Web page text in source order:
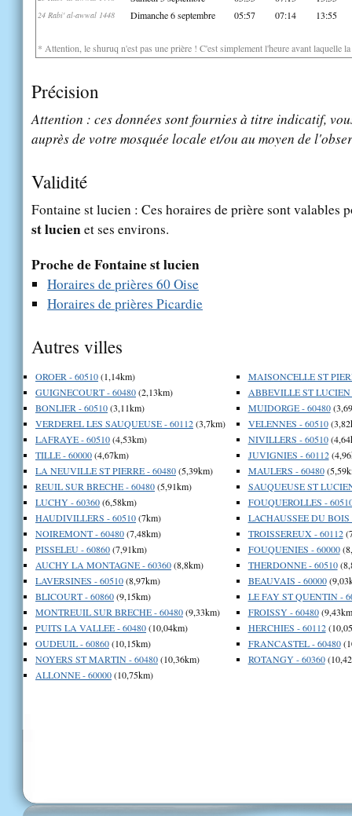
24 Rabi' al-awwal 1448 Dimanche 6 septembre 05:57 07:14 13:55
* Attention, le shuruq n'est pas une prière ! C'est simplement l'heure avant laquelle
Précision
Attention : ces données sont fournies à titre indicatif,
auprès de votre mosquée locale et/ou au moyen de
Validité
Fontaine st lucien : Ces horaires de prière sont valables
st lucienet ses environs.
Proche de Fontaine st lucien
Horaires de prières 60 Oise
Horaires de prières Picardie
Autres villes
OROER - 60510(1,14km)
GUIGNECOURT - 60480(2,13km)
BONLIER - 60510(3,11km)
VERDEREL LES SAUQUEUSE - 60112(3,7km)
LAFRAYE - 60510(4,53km)
TILLE - 60000(4,67km)
LA NEUVILLE ST PIERRE - 60480(5,39km)
REUIL SUR BRECHE - 60480(5,91km)
LUCHY - 60360(6,58km)
HAUDIVILLERS - 60510(7km)
NOIREMONT - 60480(7,48km)
PISSELEU - 60860(7,91km)
AUCHY LA MONTAGNE - 60360(8,8km)
LAVERSINES - 60510(8,97km)
BLICOURT - 60860(9,15km)
MONTREUIL SUR BRECHE - 60480(9,33km)
PUITS LA VALLEE - 60480(10,04km)
OUDEUIL - 60860(10,15km)
NOYERS ST MARTIN - 60480(10,36km)
ALLONNE - 60000(10,75km)
MAISONCELLE ST
ABBEVILLE ST LUCIEN
MUIDORGE - 60480
VELENNES - 60510
NIVILLERS - 60510
JUVIGNIES - 60112
MAULERS - 60480
SAUQUEUSE ST
FOUQUEROLLES -
LACHAUSSEE DU BOIS
TROISSEREUX - 60112
FOUQUENIES - 60000
THERDONNE - 60510
BEAUVAIS - 60000
LE FAY ST QUENTIN -
FROISSY - 60480
HERCHIES - 60112
FRANCASTEL - 60480
ROTANGY - 60360